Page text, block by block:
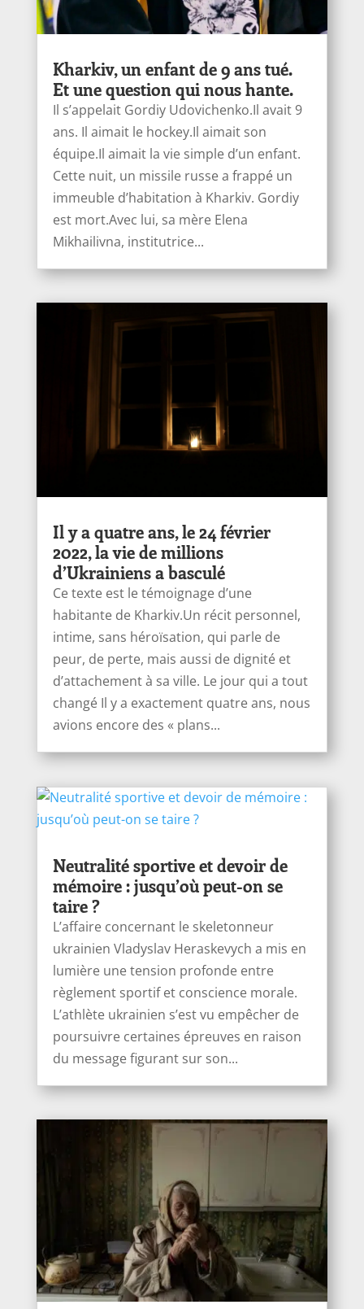
Kharkiv, un enfant de 9 ans tué.
Et une question qui nous hante.
Il s’appelait Gordiy Udovichenko.Il avait 9
ans. Il aimait le hockey.Il aimait son
équipe.Il aimait la vie simple d’un enfant.
Cette nuit, un missile russe a frappé un
immeuble d’habitation à Kharkiv. Gordiy
est mort.Avec lui, sa mère Elena
Mikhailivna, institutrice...
Il y a quatre ans, le 24 février
2022, la vie de millions
d’Ukrainiens a basculé
Ce texte est le témoignage d’une
habitante de Kharkiv.Un récit personnel,
intime, sans héroïsation, qui parle de
peur, de perte, mais aussi de dignité et
d’attachement à sa ville. Le jour qui a tout
changé Il y a exactement quatre ans, nous
avions encore des « plans...
Neutralité sportive et devoir de
mémoire : jusqu’où peut-on se
taire ?
L’affaire concernant le skeletonneur
ukrainien Vladyslav Heraskevych a mis en
lumière une tension profonde entre
règlement sportif et conscience morale.
L’athlète ukrainien s’est vu empêcher de
poursuivre certaines épreuves en raison
du message figurant sur son...